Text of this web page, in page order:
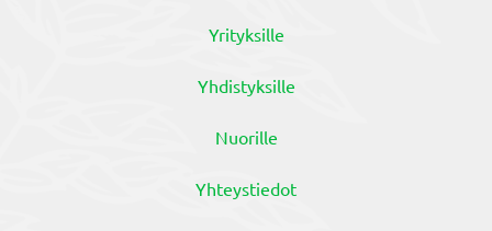
Yrityksille
Yhdistyksille
Nuorille
Yhteystiedot